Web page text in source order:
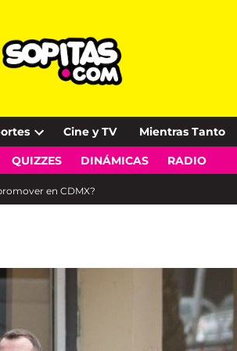
Open
dropdown
Cine y TV Mientras Tanto
QUIZZES DINÁMICAS RADIO
en CDMX?